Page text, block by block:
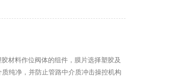
材料作位阀体的组件，膜片选择塑胶及
纯净，并防止管路中介质冲击操控机构